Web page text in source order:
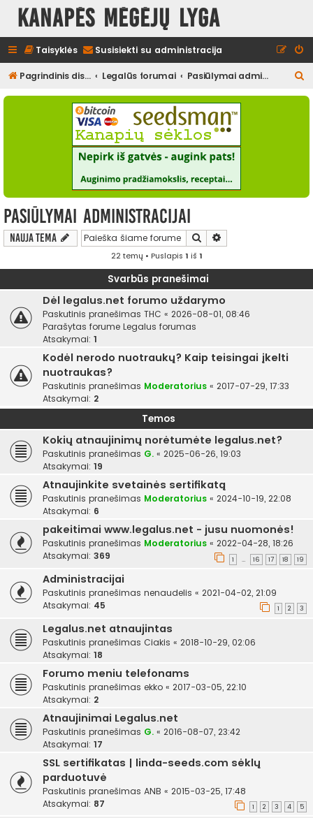
Kanapės mėgėjų lyga
Taisyklės Susisiekti su administracija
Pagrindinis diskusijų puslapis Legalūs forumai Pasiūlymai administracijai
e
Pasiūlymai administracijai
Nauja tema Ieškoti
22 temų • Puslapis 1 iš 1
Svarbūs pranešimai
Dėl legalus.net forumo uždarymo
Paskutinis pranešimas THC « 2026-08-01, 08:46
Parašytas forume Legalus forumas
Atsakymai: 1
Kodėl nerodo nuotraukų? Kaip teisingai įkelti
nuotraukas?
Paskutinis pranešimas Moderatorius « 2017-07-29, 17:33
Atsakymai: 2
Temos
Kokių atnaujinimų norėtumėte legalus.net?
Paskutinis pranešimas G. « 2025-06-26, 19:03
Atsakymai: 19
Atnaujinkite svetainės sertifikatą
Paskutinis pranešimas Moderatorius « 2024-10-19, 22:08
Atsakymai: 6
pakeitimai www.legalus.net - jusu nuomonės!
Paskutinis pranešimas Moderatorius « 2022-04-28, 18:26
Atsakymai: 369 1 … 16 17 18 19
Administracijai
Paskutinis pranešimas nenaudelis « 2021-04-02, 21:09
Atsakymai: 45 1 2 3
Legalus.net atnaujintas
Paskutinis pranešimas Ciakis « 2018-10-29, 02:06
Atsakymai: 18
Forumo meniu telefonams
Paskutinis pranešimas ekko « 2017-03-05, 22:10
Atsakymai: 2
Atnaujinimai Legalus.net
Paskutinis pranešimas G. « 2016-08-07, 23:42
Atsakymai: 17
SSL sertifikatas | linda-seeds.com sėklų
parduotuvė
Paskutinis pranešimas ANB « 2015-03-25, 17:48
Atsakymai: 87 1 2 3 4 5